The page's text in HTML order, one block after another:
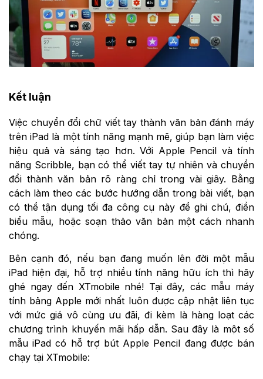
Kết luận
Việc chuyển đổi chữ viết tay thành văn bản đánh máy
trên iPad là một tính năng mạnh mẽ, giúp bạn làm việc
hiệu quả và sáng tạo hơn. Với Apple Pencil và tính
năng Scribble, bạn có thể viết tay tự nhiên và chuyển
đổi thành văn bản rõ ràng chỉ trong vài giây. Bằng
cách làm theo các bước hướng dẫn trong bài viết, bạn
có thể tận dụng tối đa công cụ này để ghi chú, điền
biểu mẫu, hoặc soạn thảo văn bản một cách nhanh
chóng.
Bên cạnh đó, nếu bạn đang muốn lên đời một mẫu
iPad hiện đại, hỗ trợ nhiều tính năng hữu ích thì hãy
ghé ngay đến XTmobile nhé! Tại đây, các mẫu máy
tính bảng Apple mới nhất luôn được cập nhật liên tục
với mức giá vô cùng ưu đãi, đi kèm là hàng loạt các
chương trình khuyến mãi hấp dẫn. Sau đây là một số
mẫu iPad có hỗ trợ bút Apple Pencil đang được bán
chạy tại XTmobile: